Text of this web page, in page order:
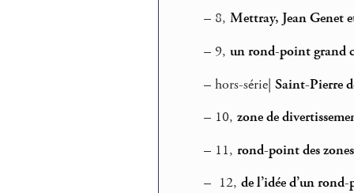
– 8, Mettray, Jean Genet
– 9, un rond-point grand
– hors-série| Saint-Pierre
– 10, zone de
– 11, rond-point des
– 12, de l’idée d’un